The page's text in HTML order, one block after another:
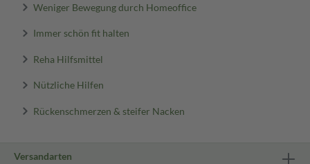
Weniger Bewegung durch Homeoffice
Immer schön fit halten
Reha Hilfsmittel
Nützliche Hilfen
Rückenschmerzen & steifer Nacken
Versandarten